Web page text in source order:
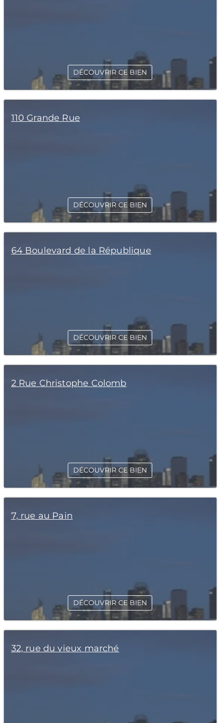
DÉCOUVRIR CE BIEN
110 Grande Rue
DÉCOUVRIR CE BIEN
64 Boulevard de la République
DÉCOUVRIR CE BIEN
2 Rue Christophe Colomb
DÉCOUVRIR CE BIEN
7, rue au Pain
DÉCOUVRIR CE BIEN
32, rue du vieux marché